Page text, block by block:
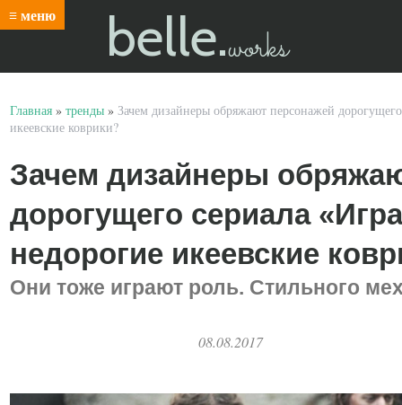
≡ меню belle.works
Главная » тренды » Зачем дизайнеры обряжают персонажей
икеевские коврики?
Зачем дизайнеры
дорогущего сериала
недорогие икеевские
Они тоже играют роль. Стильного
08.08.2017